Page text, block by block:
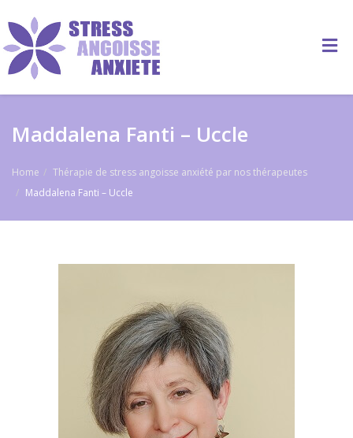
Maddalena Fanti – Uccle
Home
Thérapie de stress angoisse anxiété par nos thérapeutes
Maddalena Fanti – Uccle